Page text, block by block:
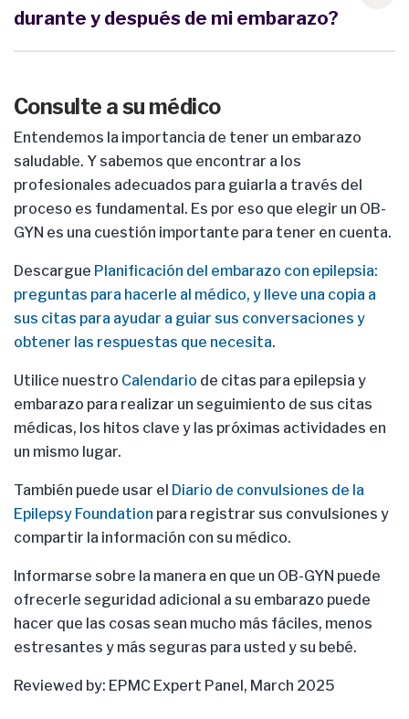
durante y después de mi embarazo?
Consulte a su médico
Entendemos la importancia de tener un embarazo
saludable. Y sabemos que encontrar a los
profesionales adecuados para guiarla a través del
proceso es fundamental. Es por eso que elegir un OB-
GYN es una cuestión importante para tener en cuenta.
Descargue Planificación del embarazo con epilepsia:
preguntas para hacerle al médico, y lleve una copia a
sus citas para ayudar a guiar sus conversaciones y
obtener las respuestas que necesita.
Utilice nuestro Calendario de citas para epilepsia y
embarazo para realizar un seguimiento de sus citas
médicas, los hitos clave y las próximas actividades en
un mismo lugar.
También puede usar el Diario de convulsiones de la
Epilepsy Foundation para registrar sus convulsiones y
compartir la información con su médico.
Informarse sobre la manera en que un OB-GYN puede
ofrecerle seguridad adicional a su embarazo puede
hacer que las cosas sean mucho más fáciles, menos
estresantes y más seguras para usted y su bebé.
Reviewed by: EPMC Expert Panel, March 2025